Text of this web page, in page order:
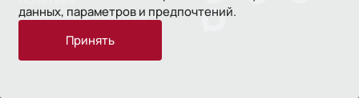
данных, параметров и предпочтений.
Принять
конфиденциальности